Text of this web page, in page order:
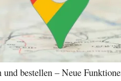
bestellen – Neue